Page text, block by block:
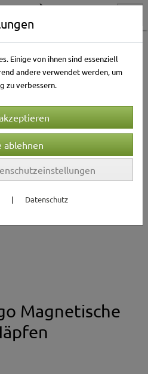
Futter- & Wassernäpfe
Magnetische
Einige von ihnen sind essenziell
andere verwendet werden, um
zu verbessern.
| Datenschutz